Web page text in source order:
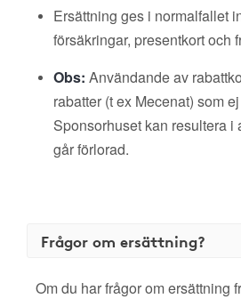
Ersättning ges i normalfallet
försäkringar, presentkort och
Obs: Användande av
rabatter (t ex Mecenat) som
Sponsorhuset kan resultera i
går förlorad.
Frågor om ersättning?
Om du har frågor om ersättning